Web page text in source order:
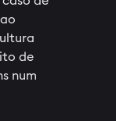
de
num